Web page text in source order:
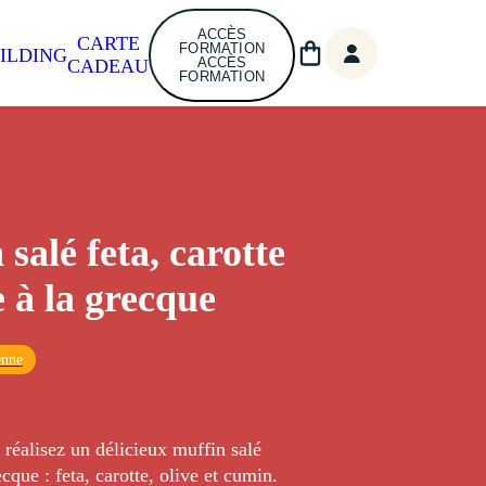
CARTE
CADEAU
ACCÈS
FORMATION
ACCÈS
FORMATION
feta, carotte
à la grecque
un délicieux muffin salé
: feta, carotte, olive et cumin.